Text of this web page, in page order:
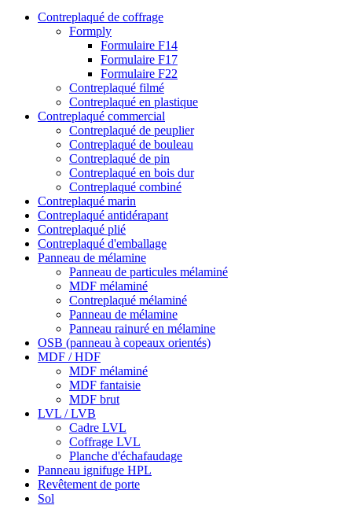
Contreplaqué de coffrage
Formply
Formulaire F14
Formulaire F17
Formulaire F22
Contreplaqué filmé
Contreplaqué en plastique
Contreplaqué commercial
Contreplaqué de peuplier
Contreplaqué de bouleau
Contreplaqué de pin
Contreplaqué en bois dur
Contreplaqué combiné
Contreplaqué marin
Contreplaqué antidérapant
Contreplaqué plié
Contreplaqué d'emballage
Panneau de mélamine
Panneau de particules mélaminé
MDF mélaminé
Contreplaqué mélaminé
Panneau de mélamine
Panneau rainuré en mélamine
OSB (panneau à copeaux orientés)
MDF / HDF
MDF mélaminé
MDF fantaisie
MDF brut
LVL / LVB
Cadre LVL
Coffrage LVL
Planche d'échafaudage
Panneau ignifuge HPL
Revêtement de porte
Sol